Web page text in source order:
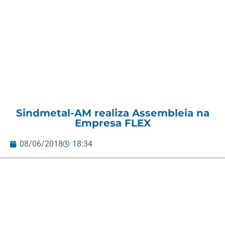
Sindmetal-AM realiza Assembleia na
Empresa FLEX
08/06/2018 18:34